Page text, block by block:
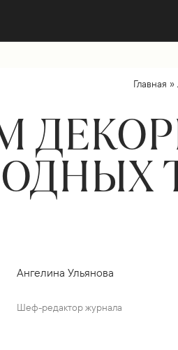
Главная »
Ангелина Ульянова
Шеф-редактор журнала